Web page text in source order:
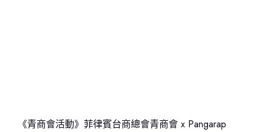
《青商會活動》菲律賓台商總會青商會 x Pangarap